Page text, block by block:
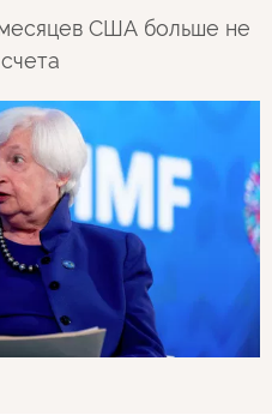
США больше не